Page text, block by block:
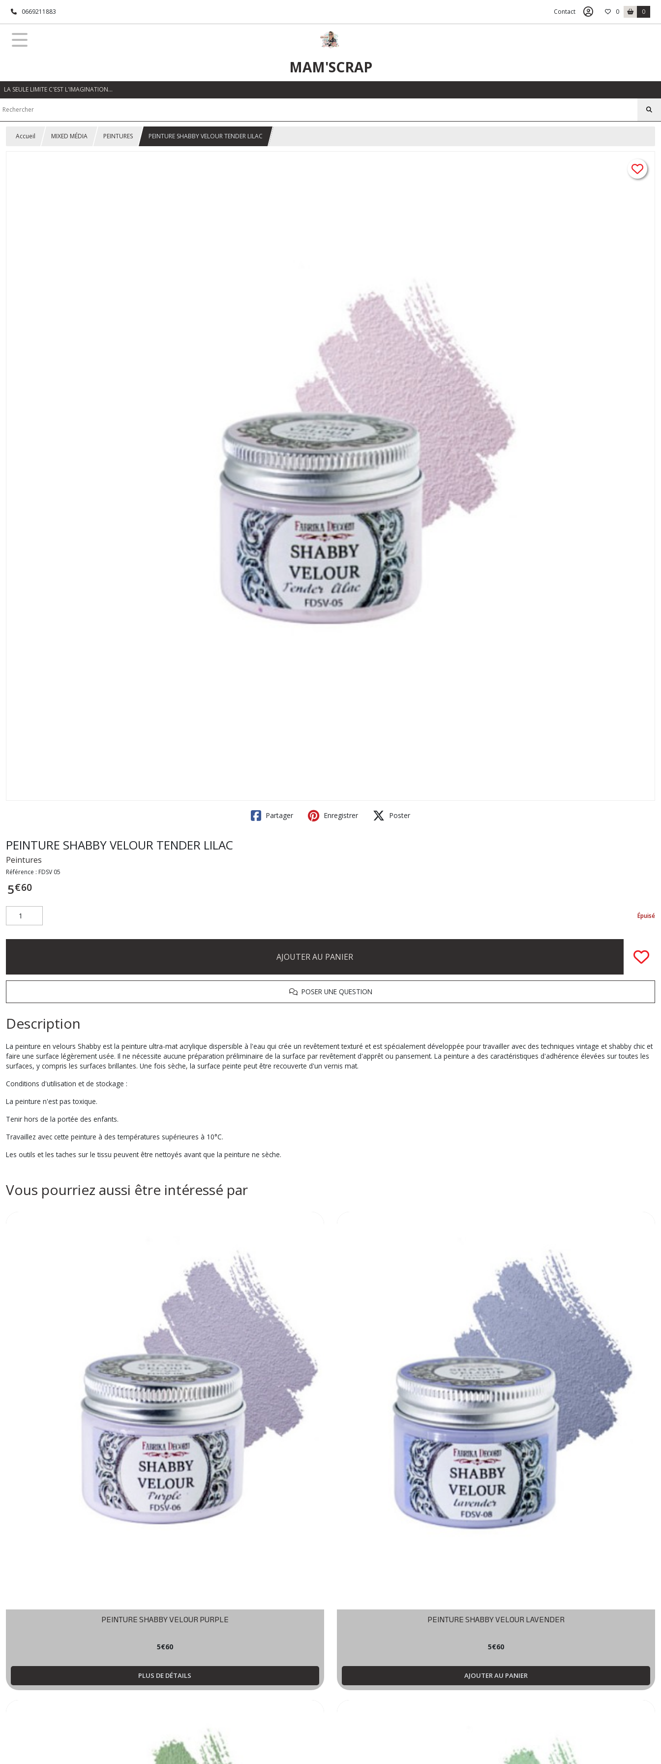
0669211883 Contact 0 0
MAM'SCRAP
LA SEULE LIMITE C'EST L'IMAGINATION…
Accueil MIXED MÉDIA PEINTURES PEINTURE SHABBY VELOUR TENDER LILAC
Partager Enregistrer Poster
PEINTURE SHABBY VELOUR TENDER LILAC
Peintures
Référence : FDSV 05
5€60
Épuisé
AJOUTER AU PANIER
POSER UNE QUESTION
Description
La peinture en velours Shabby est la peinture ultra-mat acrylique dispersible à l'eau qui crée un revêtement texturé et est spécialement développée pour travailler avec des techniques vintage et shabby chic et
faire une surface légèrement usée. Il ne nécessite aucune préparation préliminaire de la surface par revêtement d'apprêt ou pansement. La peinture a des caractéristiques d'adhérence élevées sur toutes les
surfaces, y compris les surfaces brillantes. Une fois sèche, la surface peinte peut être recouverte d'un vernis mat.
Conditions d'utilisation et de stockage :
La peinture n'est pas toxique.
Tenir hors de la portée des enfants.
Travaillez avec cette peinture à des températures supérieures à 10°C.
Les outils et les taches sur le tissu peuvent être nettoyés avant que la peinture ne sèche.
Vous pourriez aussi être intéressé par
PEINTURE SHABBY VELOUR PURPLE
5€60
PLUS DE DÉTAILS
PEINTURE SHABBY VELOUR LAVENDER
5€60
AJOUTER AU PANIER